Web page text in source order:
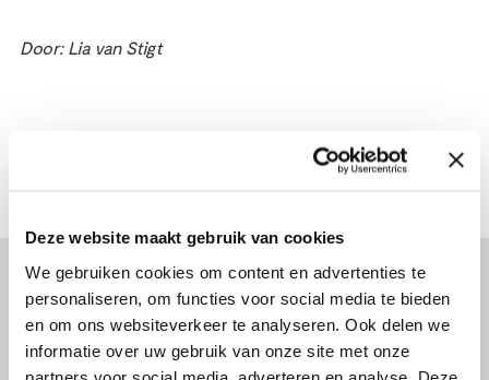
Deze website maakt gebruik van cookies
We gebruiken cookies om content en advertenties te
personaliseren, om functies voor social media te bieden
en om ons websiteverkeer te analyseren. Ook delen we
informatie over uw gebruik van onze site met onze
partners voor social media, adverteren en analyse. Deze
Door: Lia van Stigt
Lees verder...